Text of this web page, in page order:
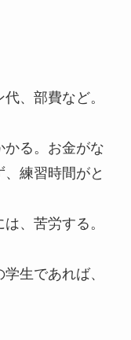
、部費など。
かる。お金がな
練習時間がと
、苦労する。
生であれば、